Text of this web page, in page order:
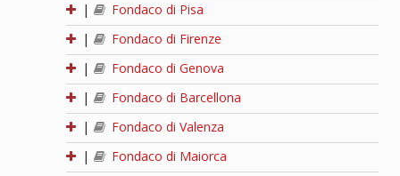
|
Fondaco di Pisa
|
Fondaco di Firenze
|
Fondaco di Genova
|
Fondaco di Barcellona
|
Fondaco di Valenza
|
Fondaco di Maiorca